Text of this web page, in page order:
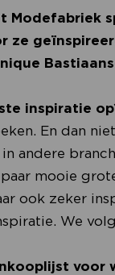
Modefabriek
ze
inspiratie
En dan
andere
mooie
ook zeker
We
voor